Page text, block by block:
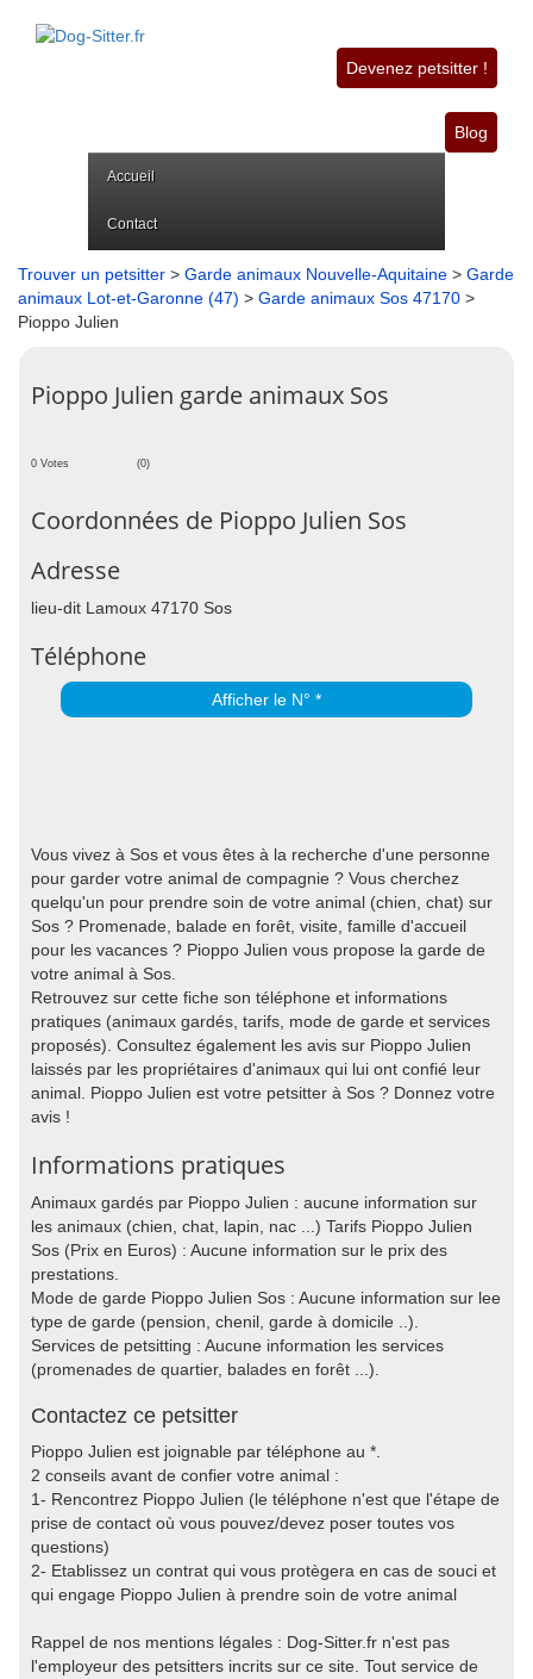
Devenez petsitter !
Blog
Accueil
Contact
Trouver un petsitter > Garde animaux Nouvelle-Aquitaine > Garde
animaux Lot-et-Garonne (47) > Garde animaux Sos 47170 >
Pioppo Julien
Pioppo Julien garde animaux Sos
0 Votes (0)
Coordonnées de Pioppo Julien Sos
Adresse
lieu-dit Lamoux 47170 Sos
Téléphone
Afficher le N° *
Vous vivez à Sos et vous êtes à la recherche d'une personne
pour garder votre animal de compagnie ? Vous cherchez
quelqu'un pour prendre soin de votre animal (chien, chat) sur
Sos ? Promenade, balade en forêt, visite, famille d'accueil
pour les vacances ? Pioppo Julien vous propose la garde de
votre animal à Sos.
Retrouvez sur cette fiche son téléphone et informations
pratiques (animaux gardés, tarifs, mode de garde et services
proposés). Consultez également les avis sur Pioppo Julien
laissés par les propriétaires d'animaux qui lui ont confié leur
animal. Pioppo Julien est votre petsitter à Sos ? Donnez votre
avis !
Informations pratiques
Animaux gardés par Pioppo Julien : aucune information sur
les animaux (chien, chat, lapin, nac ...) Tarifs Pioppo Julien
Sos (Prix en Euros) : Aucune information sur le prix des
prestations.
Mode de garde Pioppo Julien Sos : Aucune information sur lee
type de garde (pension, chenil, garde à domicile ..).
Services de petsitting : Aucune information les services
(promenades de quartier, balades en forêt ...).
Contactez ce petsitter
Pioppo Julien est joignable par téléphone au *.
2 conseils avant de confier votre animal :
1- Rencontrez Pioppo Julien (le téléphone n'est que l'étape de
prise de contact où vous pouvez/devez poser toutes vos
questions)
2- Etablissez un contrat qui vous protègera en cas de souci et
qui engage Pioppo Julien à prendre soin de votre animal
Rappel de nos mentions légales : Dog-Sitter.fr n'est pas
l'employeur des petsitters incrits sur ce site. Tout service de